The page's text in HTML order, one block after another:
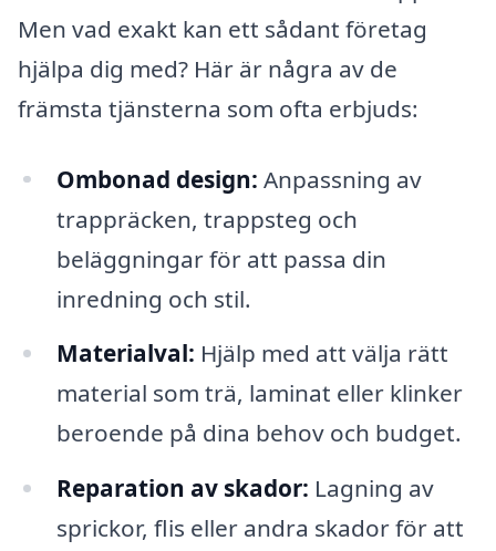
Men vad exakt kan ett sådant företag
hjälpa dig med? Här är några av de
främsta tjänsterna som ofta erbjuds:
Ombonad design: Anpassning av
trappräcken, trappsteg och
beläggningar för att passa din
inredning och stil.
Materialval: Hjälp med att välja rätt
material som trä, laminat eller klinker
beroende på dina behov och budget.
Reparation av skador: Lagning av
sprickor, flis eller andra skador för att